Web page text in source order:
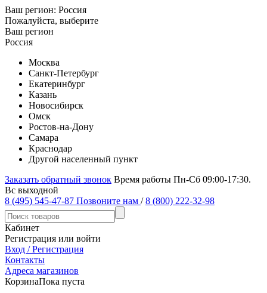
Ваш регион: Россия
Пожалуйста, выберите
Ваш регион
Россия
Москва
Санкт-Петербург
Екатеринбург
Казань
Новосибирск
Омск
Ростов-на-Дону
Самара
Краснодар
Другой населенный пункт
Заказать обратный звонок Время работы Пн-Сб 09:00-17:30.
Вс выходной
8 (495) 545-47-87 Позвоните нам / 8 (800) 222-32-98
Кабинет
Регистрация или войти
Вход / Регистрация
Контакты
Адреса магазинов
КорзинаПока пуста